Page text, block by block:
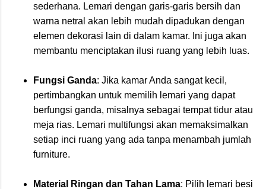
sederhana. Lemari dengan garis-garis bersih dan
warna netral akan lebih mudah dipadukan dengan
elemen dekorasi lain di dalam kamar. Ini juga akan
membantu menciptakan ilusi ruang yang lebih luas.
Fungsi Ganda: Jika kamar Anda sangat kecil,
pertimbangkan untuk memilih lemari yang dapat
berfungsi ganda, misalnya sebagai tempat tidur atau
meja rias. Lemari multifungsi akan memaksimalkan
setiap inci ruang yang ada tanpa menambah jumlah
furniture.
Material Ringan dan Tahan Lama: Pilih lemari besi